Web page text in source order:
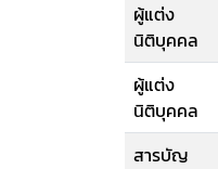
ผู้แต่ง
นิติบุคคล
ผู้แต่ง
นิติบุคคล
สารบัญ